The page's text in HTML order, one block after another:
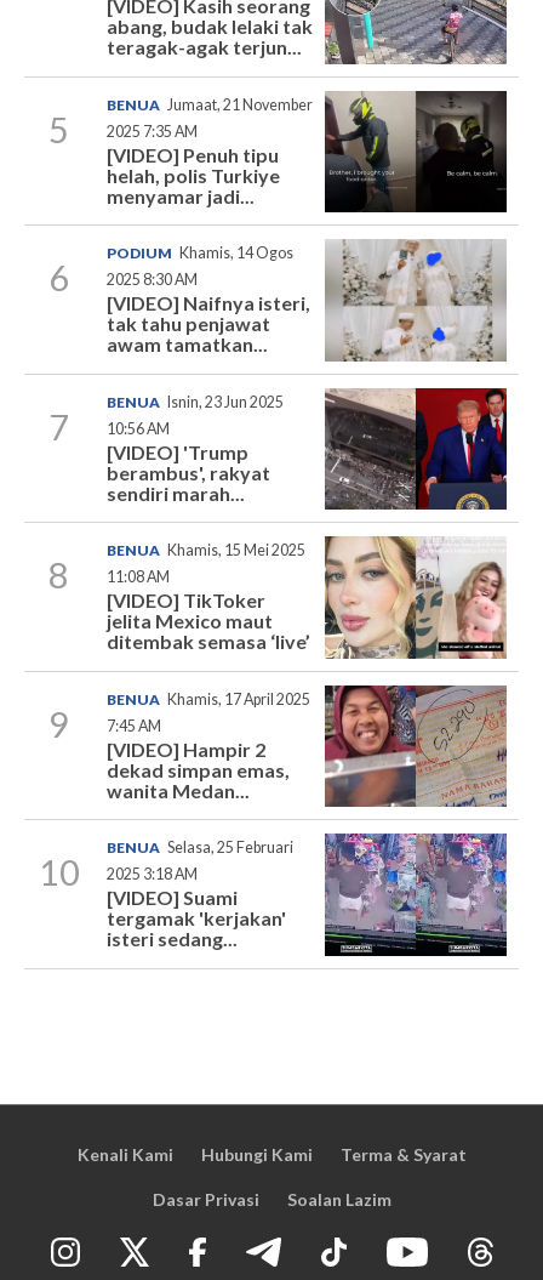
[VIDEO] Kasih seorang
abang, budak lelaki tak
teragak-agak terjun...
5
BENUA Jumaat, 21 November
2025 7:35 AM
[VIDEO] Penuh tipu
helah, polis Turkiye
menyamar jadi...
6
PODIUM Khamis, 14 Ogos
2025 8:30 AM
[VIDEO] Naifnya isteri,
tak tahu penjawat
awam tamatkan...
7
BENUA Isnin, 23 Jun 2025
10:56 AM
[VIDEO] 'Trump
berambus', rakyat
sendiri marah...
8
BENUA Khamis, 15 Mei 2025
11:08 AM
[VIDEO] TikToker
jelita Mexico maut
ditembak semasa ‘live’
9
BENUA Khamis, 17 April 2025
7:45 AM
[VIDEO] Hampir 2
dekad simpan emas,
wanita Medan...
10
BENUA Selasa, 25 Februari
2025 3:18 AM
[VIDEO] Suami
tergamak 'kerjakan'
isteri sedang...
Kenali Kami Hubungi Kami Terma & Syarat
Dasar Privasi Soalan Lazim